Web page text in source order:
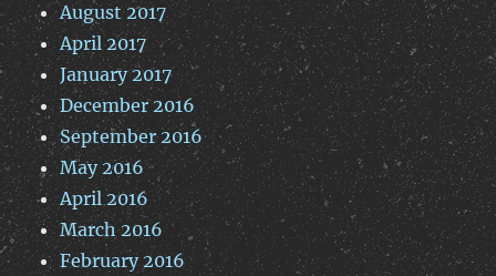
August 2017
April 2017
January 2017
December 2016
September 2016
May 2016
April 2016
March 2016
February 2016